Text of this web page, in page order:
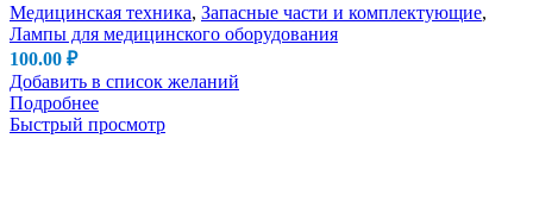
Медицинская техника, Запасные части и комплектующие,
Лампы для медицинского оборудования
100.00 ₽
Добавить в список желаний
Подробнее
Быстрый просмотр